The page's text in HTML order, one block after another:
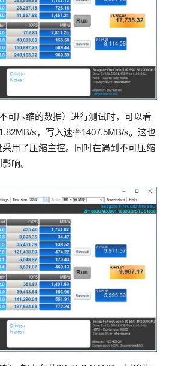
可压缩的数据）进行测试时，可以看
s，写入速率1407.5MB/s。这也
用了压缩主控。同时在遇到不可压缩
响。